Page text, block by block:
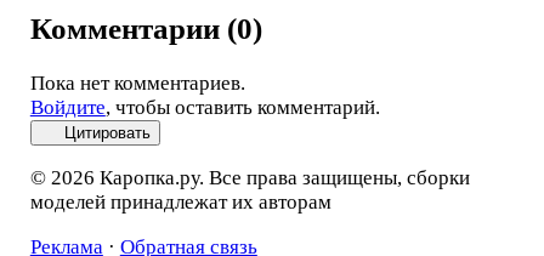
Комментарии (0)
Пока нет комментариев.
Войдите, чтобы оставить комментарий.
Цитировать
© 2026 Каропка.ру. Все права защищены, сборки
моделей принадлежат их авторам
Реклама· Обратная связь